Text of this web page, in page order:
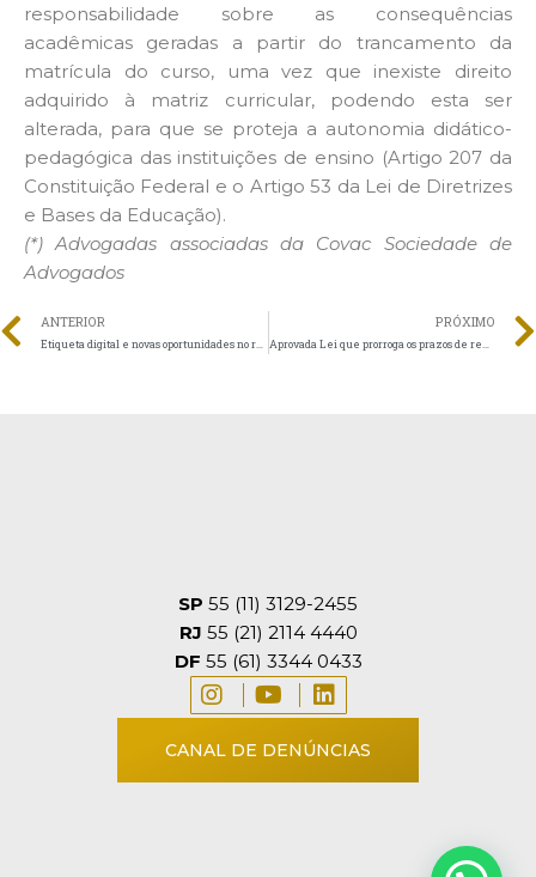
responsabilidade sobre as consequências
acadêmicas geradas a partir do trancamento da
matrícula do curso, uma vez que inexiste direito
adquirido à matriz curricular, podendo esta ser
alterada, para que se proteja a autonomia didático-
pedagógica das instituições de ensino (Artigo 207 da
Constituição Federal e o Artigo 53 da Lei de Diretrizes
e Bases da Educação).
(*) Advogadas associadas da Covac Sociedade de
Advogados
ANTERIOR PRÓXIMO
CANAL DE DENÚNCIAS
SP 55 (11) 3129-2455
RJ 55 (21) 2114 4440
DF 55 (61) 3344 0433